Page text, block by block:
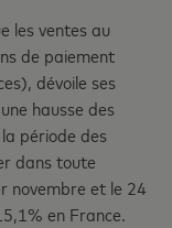
les ventes au
de paiement
dévoile ses
hausse des
période des
dans toute
novembre et le 24
en France.